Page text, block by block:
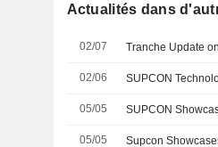
Actualités dans
02/07
02/06 SUPCON
05/05
05/05